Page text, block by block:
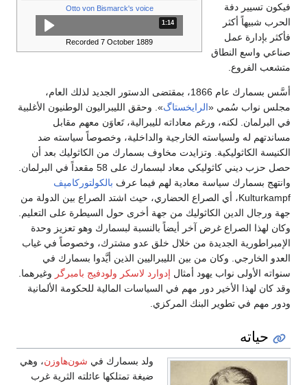
Otto von Bismarck's voice
المدة: دقائق و 14 ثواني.
1:14
Recorded 7 October 1889
فيكون تسيير دفة
الحرب شبيهاً أكثر
فأكثر بإدارة عمل
صناعي واسع النطاق
متشعب الفروع.
أسَّس بسمارك عام 1866، بمقتضى الدستور الجديد لذلك العام،
مجلس نواب سُمي «الرايخستاگ». وحقق الليبراليون الوطنيون الأغلبية
في البرلمان. لكنه، ورغم معاداته لليبرالية، تَعاوَن معهم مقابل
مساندتهم له ولسياسته الخارجية والداخلية، وخصوصاً سياسته ضد
الكنيسة الكاثوليكية. وتزايدت مخاوف بسمارك من الكاثوليك بعد أن
حصل حزب ديني كاثوليكي معاد لبسمارك على 58 مقعداً في البرلمان.
وانتهج بسمارك سياسة معادية لهم فيما عرف بالكولتوركامپف
Kulturkampf، أي الصراع الحضاري، حيث اشتد الصراع بين الدولة من
جهة ورجال الدين الكاثوليك من جهة أخرى حول السيطرة على التعليم.
وكان لهذا الصراع غرض آخر أيضاً بالنسبة لبسمارك وهو تعزيز وحدة
الإمبراطورية الجديدة من خلال خلق عدو مشترك، وخصوصاً في غياب
العدو الخارجي. وكان من بين الليبراليين الذين أيَّدوا بسمارك في
سنواته الأولى نواب يهود أمثال إدوارد لاسكر ولودفيج بامبرگر وغيرهما.
وقد كان لهذا الأخير دور مهم في السياسات المالية للحكومة الألمانية
ودور مهم في تطوير البنك المركزي.
حياته
ولد بسمارك في شون‌هاوزن، وهي
ضيغة تمتلكها عائلته الثرية غرب